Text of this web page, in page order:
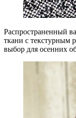
Распространенный
ткани с текстурным
выбор для осенних